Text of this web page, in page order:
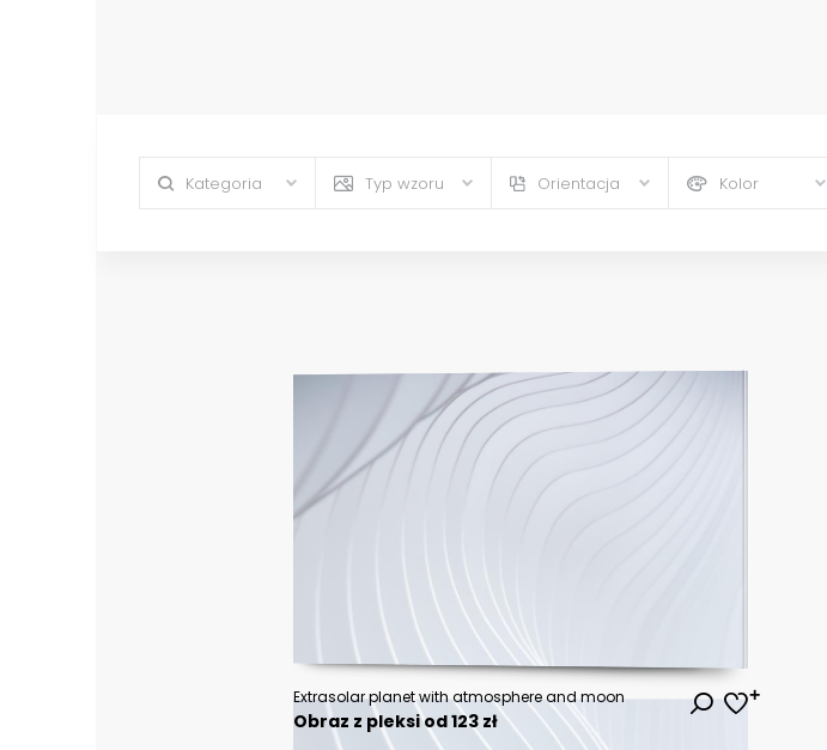
Kategoria Typ wzoru Orientacja Kolor
Extrasolar planet with atmosphere and moon
Obraz z pleksi od 123 zł